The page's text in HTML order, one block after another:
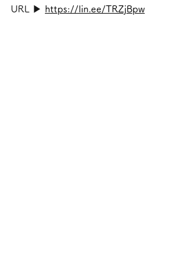
URL ▶︎
https://lin.ee/TRZjBpw